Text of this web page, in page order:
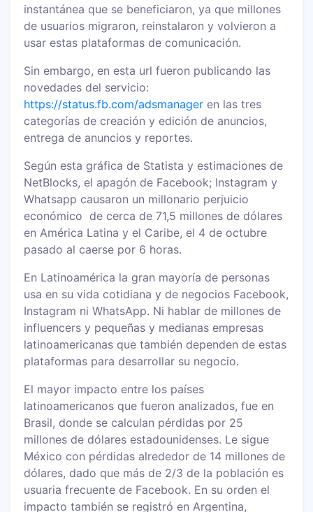
instantánea que se beneficiaron, ya que millones
de usuarios migraron, reinstalaron y volvieron a
usar estas plataformas de comunicación.
Sin embargo, en esta url fueron publicando las
novedades del servicio:
https://status.fb.com/adsmanager en las tres
categorías de creación y edición de anuncios,
entrega de anuncios y reportes.
Según esta gráfica de Statista y estimaciones de
NetBlocks, el apagón de Facebook; Instagram y
Whatsapp causaron un millonario perjuicio
económico de cerca de 71,5 millones de dólares
en América Latina y el Caribe, el 4 de octubre
pasado al caerse por 6 horas.
En Latinoamérica la gran mayoría de personas
usa en su vida cotidiana y de negocios Facebook,
Instagram ni WhatsApp. Ni hablar de millones de
influencers y pequeñas y medianas empresas
latinoamericanas que también dependen de estas
plataformas para desarrollar su negocio.
El mayor impacto entre los países
latinoamericanos que fueron analizados, fue en
Brasil, donde se calculan pérdidas por 25
millones de dólares estadounidenses. Le sigue
México con pérdidas alrededor de 14 millones de
dólares, dado que más de 2/3 de la población es
usuaria frecuente de Facebook. En su orden el
impacto también se registró en Argentina,